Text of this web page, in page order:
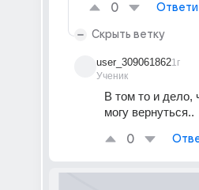
0
Скрыть ветку
user_309061862
Ученик
1г
В том то и дело,
могу вернуться..
0